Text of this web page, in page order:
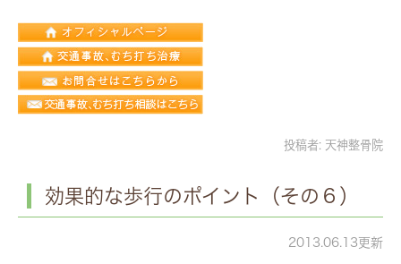
投稿者: 天神整骨院
効果的な歩行のポイント（その６）
2013.06.13更新